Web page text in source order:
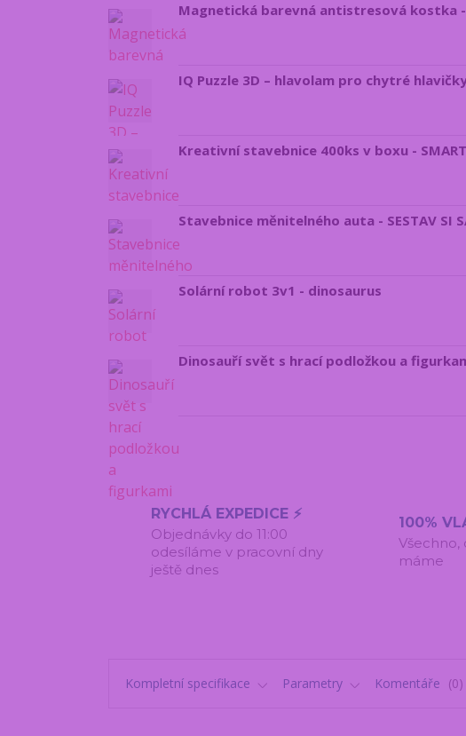
Magnetická barevná antistresová kostka -
IQ Puzzle 3D – hlavolam pro chytré
Kreativní stavebnice 400ks v boxu - SMART
Stavebnice měnitelného auta - SESTAV SI
Solární robot 3v1 - dinosaurus
Dinosauří svět s hrací podložkou a
RYCHLÁ EXPEDICE ⚡
Objednávky do 11:00
odesíláme v pracovní dny
ještě dnes
100%
Všechno,
máme
Kompletní specifikace Parametry Komentáře 0